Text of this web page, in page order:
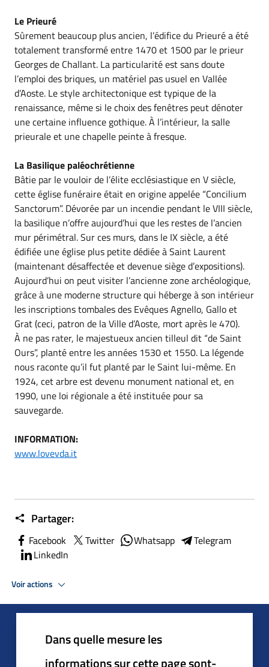
Le Prieuré
Sûrement beaucoup plus ancien, l’édifice du Prieuré a été
totalement transformé entre 1470 et 1500 par le prieur
Georges de Challant. La particularité est sans doute
l’emploi des briques, un matériel pas usuel en Vallée
d’Aoste. Le style architectonique est typique de la
renaissance, même si le choix des fenêtres peut dénoter
une certaine influence gothique. À l’intérieur, la salle
prieurale et une chapelle peinte à fresque.
La Basilique paléochrétienne
Bâtie par le vouloir de l’élite ecclésiastique en V siècle,
cette église funéraire était en origine appelée “Concilium
Sanctorum”. Dévorée par un incendie pendant le VIII siècle,
la basilique n’offre aujourd’hui que les restes de l’ancien
mur périmétral. Sur ces murs, dans le IX siècle, a été
édifiée une église plus petite dédiée à Saint Laurent
(maintenant désaffectée et devenue siège d’expositions).
Aujourd’hui on peut visiter l’ancienne zone archéologique,
grâce à une moderne structure qui héberge à son intérieur
les inscriptions tombales des Evêques Agnello, Gallo et
Grat (ceci, patron de la Ville d’Aoste, mort après le 470).
À ne pas rater, le majestueux ancien tilleul dit “de Saint
Ours”, planté entre les années 1530 et 1550. La légende
nous raconte qu’il fut planté par le Saint lui-même. En
1924, cet arbre est devenu monument national et, en
1990, une loi régionale a été instituée pour sa
sauvegarde.
INFORMATION:
www.lovevda.it
Partager:
Facebook Twitter Whatsapp
Telegram
LinkedIn
Voir actions
Dans quelle mesure les
informations sur cette page sont-